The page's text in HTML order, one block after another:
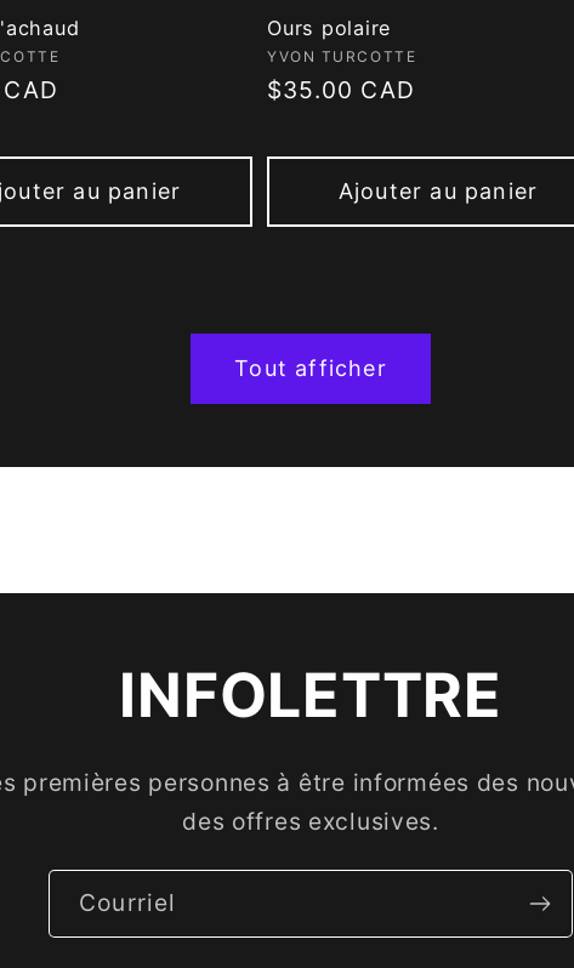
:
au panier
Ours polaire
Fournisseur :
YVON TURCOTTE
Prix
$35.00 CAD
Ajouter au panier
Tout afficher
INFOLETTRE
premières personnes à être informées des
des offres exclusives.
Courriel